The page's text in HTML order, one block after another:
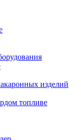
изделий
топливе